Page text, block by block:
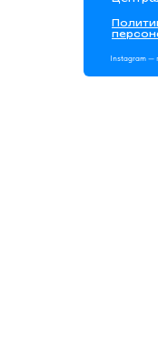
Instagram —